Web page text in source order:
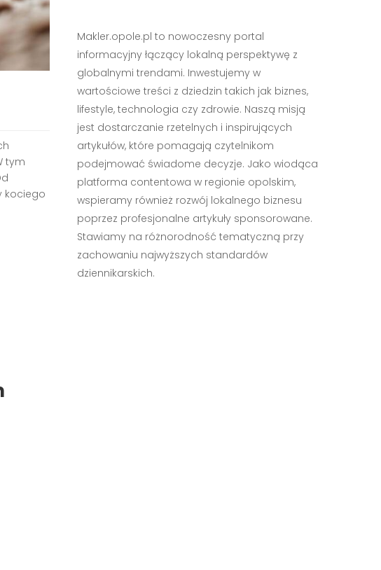
tym
kociego
Makler.opole.pl to nowoczesny portal
informacyjny łączący lokalną perspektywę z
globalnymi trendami. Inwestujemy w
wartościowe treści z dziedzin takich jak biznes,
lifestyle, technologia czy zdrowie. Naszą misją
jest dostarczanie rzetelnych i inspirujących
artykułów, które pomagają czytelnikom
podejmować świadome decyzje. Jako wiodąca
platforma contentowa w regionie opolskim,
wspieramy również rozwój lokalnego biznesu
poprzez profesjonalne artykuły sponsorowane.
Stawiamy na różnorodność tematyczną przy
zachowaniu najwyższych standardów
dziennikarskich.